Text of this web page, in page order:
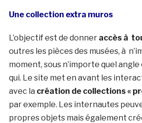
Une collection extra muros
L’objectif est de donner accès à
outres les pièces des musées, à
moment, sous n’importe quel
qui. Le site met en avant les
avec la création de collections «
par exemple. Les internautes
propres objets mais également